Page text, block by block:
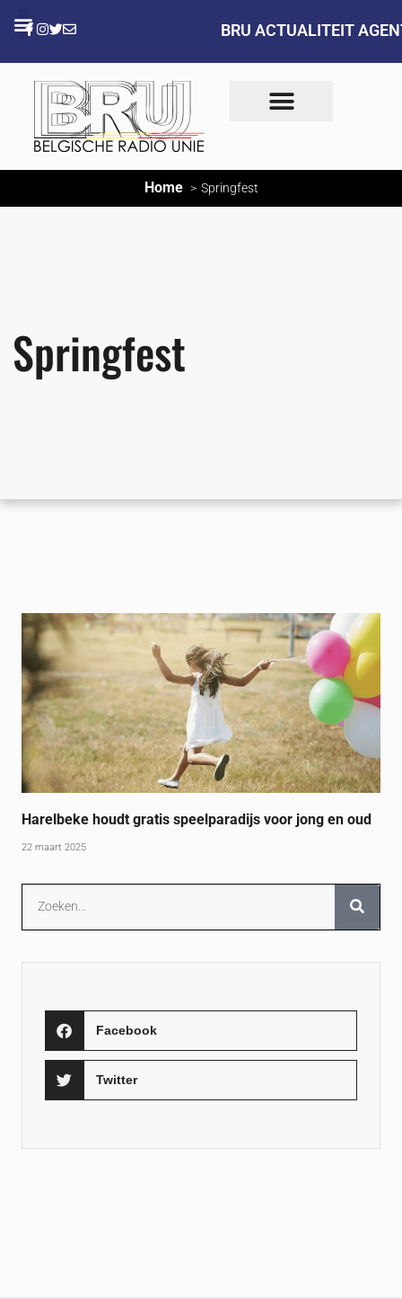
BRU ACTUALITEIT
Home Springfest
Springfest
Harelbeke houdt gratis speelparadijs voor jong en oud
22 maart 2025
Facebook
Twitter